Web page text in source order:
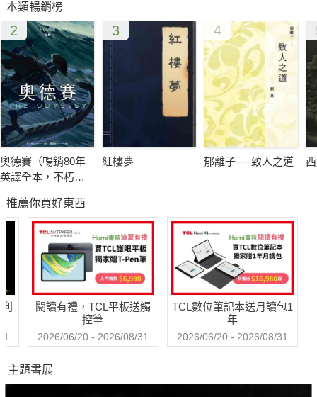
本類暢銷榜
2
奧德賽（暢銷80年
英譯全本，不朽中
3
紅樓夢
4
郁離子──致人之道
推薦你買好東西
閱讀有禮，TCL平板送觸
控筆
2026/06/20 - 2026/08/31
TCL數位筆記本送月讀包1
年
2026/06/20 - 2026/08/31
主題書展